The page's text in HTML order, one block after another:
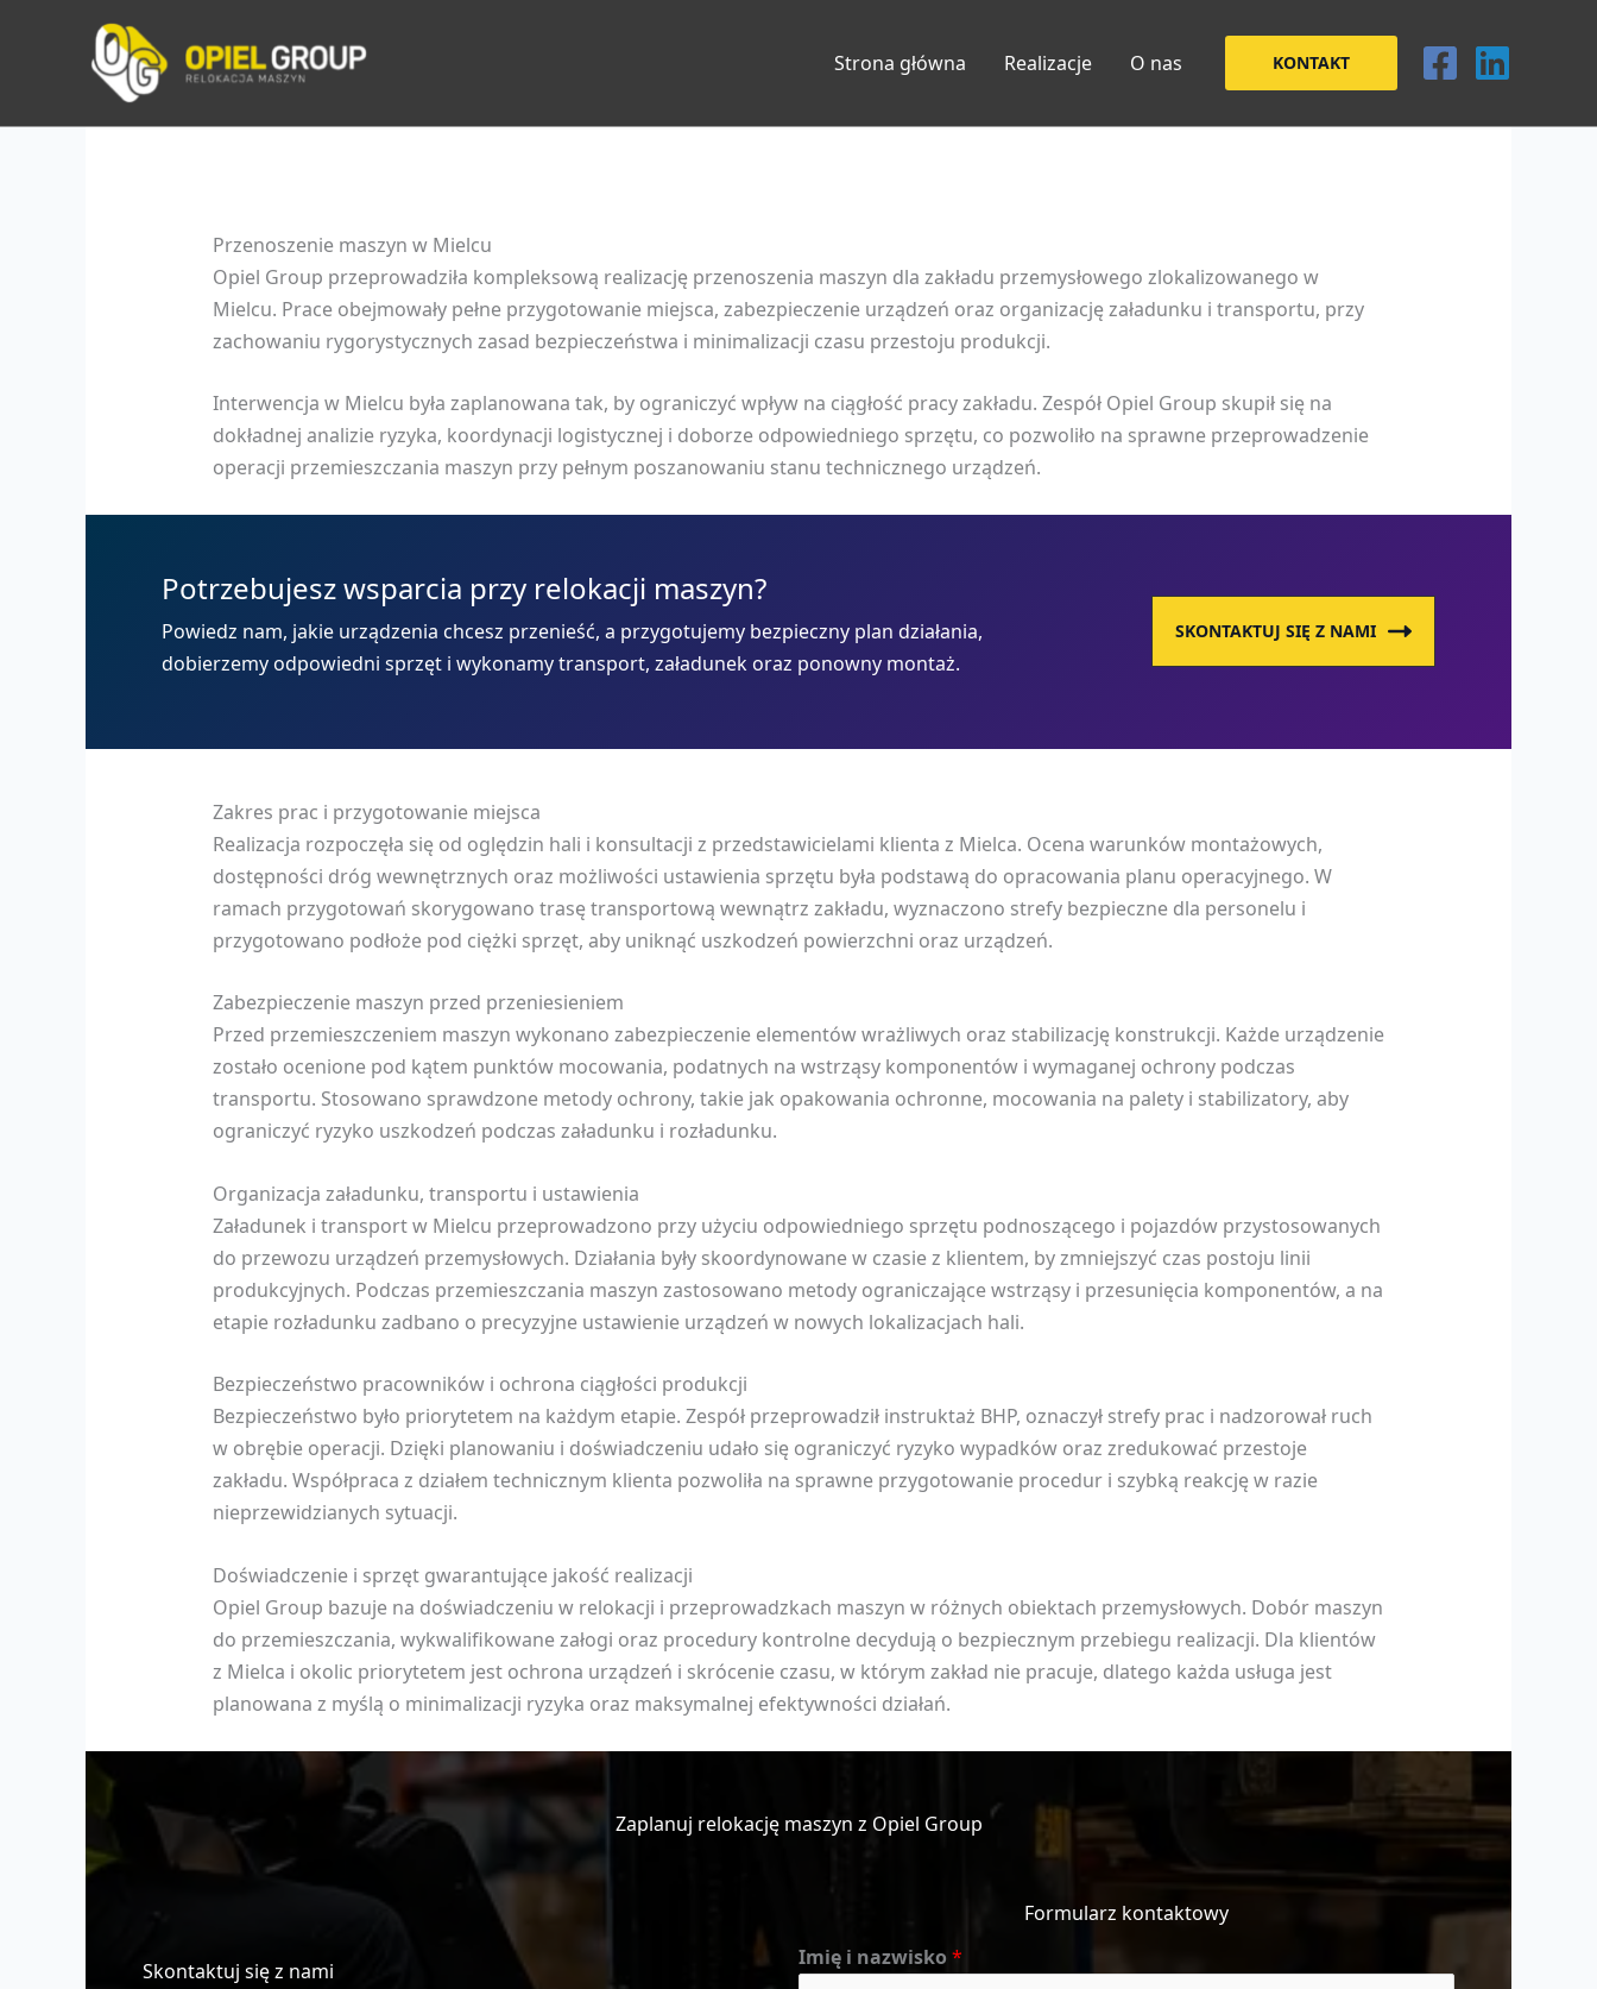
Strona główna Realizacje O nas KONTAKT
Przenoszenie maszyn w Mielcu
Opiel Group przeprowadziła kompleksową realizację przenoszenia maszyn dla zakładu przemysłowego zlokalizowanego w
Mielcu. Prace obejmowały pełne przygotowanie miejsca, zabezpieczenie urządzeń oraz organizację załadunku i transportu, przy
zachowaniu rygorystycznych zasad bezpieczeństwa i minimalizacji czasu przestoju produkcji.
Interwencja w Mielcu była zaplanowana tak, by ograniczyć wpływ na ciągłość pracy zakładu. Zespół Opiel Group skupił się na
dokładnej analizie ryzyka, koordynacji logistycznej i doborze odpowiedniego sprzętu, co pozwoliło na sprawne przeprowadzenie
operacji przemieszczania maszyn przy pełnym poszanowaniu stanu technicznego urządzeń.
Potrzebujesz wsparcia przy relokacji maszyn?
Powiedz nam, jakie urządzenia chcesz przenieść, a przygotujemy bezpieczny plan działania,
dobierzemy odpowiedni sprzęt i wykonamy transport, załadunek oraz ponowny montaż.
SKONTAKTUJ SIĘ Z NAMI
Zakres prac i przygotowanie miejsca
Realizacja rozpoczęła się od oględzin hali i konsultacji z przedstawicielami klienta z Mielca. Ocena warunków montażowych,
dostępności dróg wewnętrznych oraz możliwości ustawienia sprzętu była podstawą do opracowania planu operacyjnego. W
ramach przygotowań skorygowano trasę transportową wewnątrz zakładu, wyznaczono strefy bezpieczne dla personelu i
przygotowano podłoże pod ciężki sprzęt, aby uniknąć uszkodzeń powierzchni oraz urządzeń.
Zabezpieczenie maszyn przed przeniesieniem
Przed przemieszczeniem maszyn wykonano zabezpieczenie elementów wrażliwych oraz stabilizację konstrukcji. Każde urządzenie
zostało ocenione pod kątem punktów mocowania, podatnych na wstrząsy komponentów i wymaganej ochrony podczas
transportu. Stosowano sprawdzone metody ochrony, takie jak opakowania ochronne, mocowania na palety i stabilizatory, aby
ograniczyć ryzyko uszkodzeń podczas załadunku i rozładunku.
Organizacja załadunku, transportu i ustawienia
Załadunek i transport w Mielcu przeprowadzono przy użyciu odpowiedniego sprzętu podnoszącego i pojazdów przystosowanych
do przewozu urządzeń przemysłowych. Działania były skoordynowane w czasie z klientem, by zmniejszyć czas postoju linii
produkcyjnych. Podczas przemieszczania maszyn zastosowano metody ograniczające wstrząsy i przesunięcia komponentów, a na
etapie rozładunku zadbano o precyzyjne ustawienie urządzeń w nowych lokalizacjach hali.
Bezpieczeństwo pracowników i ochrona ciągłości produkcji
Bezpieczeństwo było priorytetem na każdym etapie. Zespół przeprowadził instruktaż BHP, oznaczył strefy prac i nadzorował ruch
w obrębie operacji. Dzięki planowaniu i doświadczeniu udało się ograniczyć ryzyko wypadków oraz zredukować przestoje
zakładu. Współpraca z działem technicznym klienta pozwoliła na sprawne przygotowanie procedur i szybką reakcję w razie
nieprzewidzianych sytuacji.
Doświadczenie i sprzęt gwarantujące jakość realizacji
Opiel Group bazuje na doświadczeniu w relokacji i przeprowadzkach maszyn w różnych obiektach przemysłowych. Dobór maszyn
do przemieszczania, wykwalifikowane załogi oraz procedury kontrolne decydują o bezpiecznym przebiegu realizacji. Dla klientów
z Mielca i okolic priorytetem jest ochrona urządzeń i skrócenie czasu, w którym zakład nie pracuje, dlatego każda usługa jest
planowana z myślą o minimalizacji ryzyka oraz maksymalnej efektywności działań.
Zaplanuj relokację maszyn z Opiel Group
Skontaktuj się z nami
Formularz kontaktowy
Imię i nazwisko*